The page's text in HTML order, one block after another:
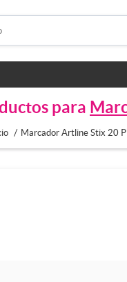
para
/ Marcador Artline Stix 20